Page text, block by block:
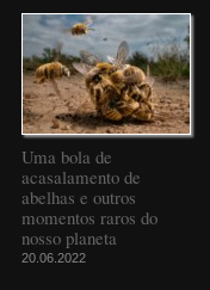
Uma bola de
acasalamento de
abelhas e outros
momentos raros do
nosso planeta
20.06.2022